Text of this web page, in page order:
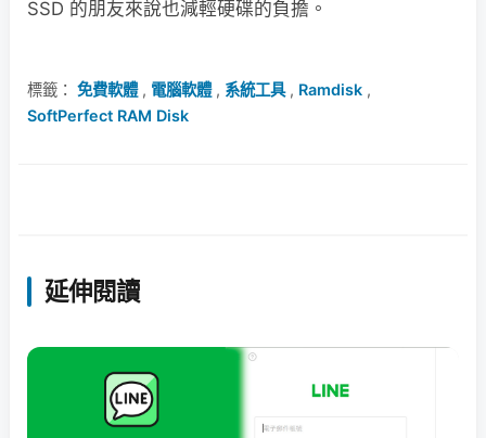
SSD 的朋友來說也減輕硬碟的負擔。
標籤： 免費軟體, 電腦軟體, 系統工具, Ramdisk ,
SoftPerfect RAM Disk
延伸閱讀